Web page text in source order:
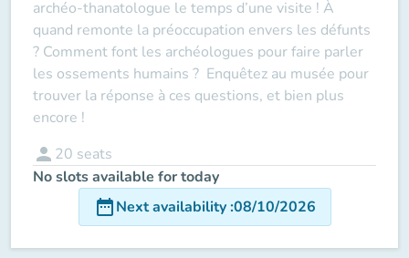
archéo-thanatologue le temps d’une visite ! À
quand remonte la préoccupation envers les défunts
? Comment font les archéologues pour faire parler
les ossements humains ? Enquêtez au musée pour
trouver la réponse à ces questions, et bien plus
encore !
person 20 seats
No slots available for today
date_rangeNext availability:08/10/2026